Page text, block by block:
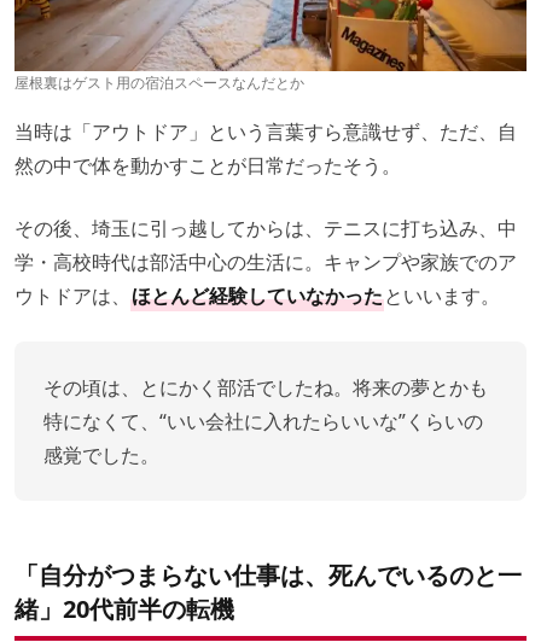
屋根裏はゲスト用の宿泊スペースなんだとか
当時は「アウトドア」という言葉すら意識せず、ただ、自
然の中で体を動かすことが日常だったそう。
その後、埼玉に引っ越してからは、テニスに打ち込み、中
学・高校時代は部活中心の生活に。キャンプや家族でのア
ウトドアは、 ほとんど経験していなかったといいます。
その頃は、とにかく部活でしたね。将来の夢とかも
特になくて、“いい会社に入れたらいいな”くらいの
感覚でした。
「自分がつまらない仕事は、死んでいるのと一
緒」20代前半の転機